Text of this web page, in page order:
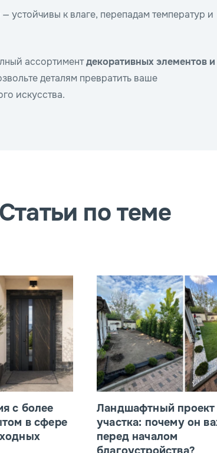
— устойчивы к влаге, перепадам температур и
ассортиментдекоративных элементов и
деталям превратить ваше
искусства.
Статьи по теме
с более
в сфере
Ландшафтный проект
участка: почему он
перед началом